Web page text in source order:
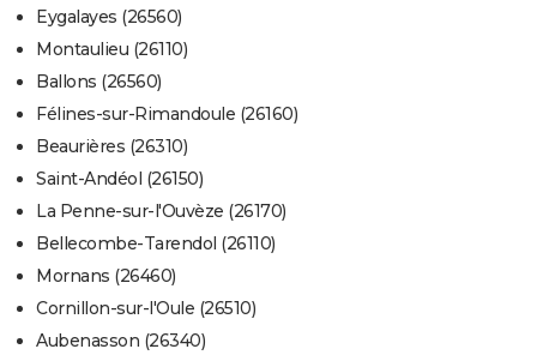
Eygalayes (26560)
Montaulieu (26110)
Ballons (26560)
Félines-sur-Rimandoule (26160)
Beaurières (26310)
Saint-Andéol (26150)
La Penne-sur-l'Ouvèze (26170)
Bellecombe-Tarendol (26110)
Mornans (26460)
Cornillon-sur-l'Oule (26510)
Aubenasson (26340)